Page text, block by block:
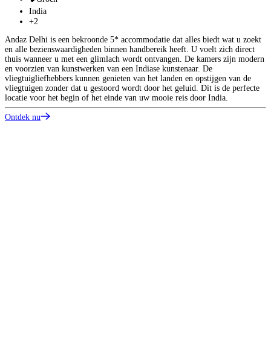
India
+2
Andaz Delhi is een bekroonde 5* accommodatie dat alles biedt wat u zoekt
en alle bezienswaardigheden binnen handbereik heeft. U voelt zich direct
thuis wanneer u met een glimlach wordt ontvangen. De kamers zijn modern
en voorzien van kunstwerken van een Indiase kunstenaar. De
vliegtuigliefhebbers kunnen genieten van het landen en opstijgen van de
vliegtuigen zonder dat u gestoord wordt door het geluid. Dit is de perfecte
locatie voor het begin of het einde van uw mooie reis door India.
Ontdek nu